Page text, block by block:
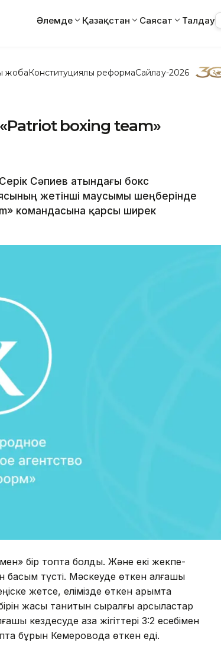
Әлемде Қазақстан Саясат Талдау
жобаКонституциялық реформаСайлау-2026
boxing team»
Сәпиев атындағы бокс
жетінші маусымы шеңберінде
командасына қарсы ширек
бір топта болды. Және екі жекпе-
түсті. Мәскеуде өткен алғашқы
жетсе, елімізде өткен қарымта
жақсы танитын сыралғы қарсыластар
кездесуде қазақ жігіттері 3:2 есебімен
бұрын Кемеровода өткен еді.